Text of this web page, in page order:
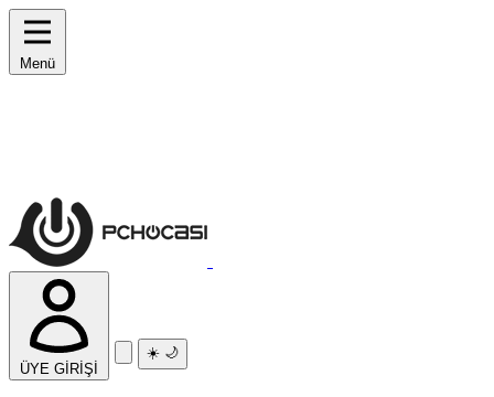
Menü
ÜYE GİRİŞİ
☀️ 🌙